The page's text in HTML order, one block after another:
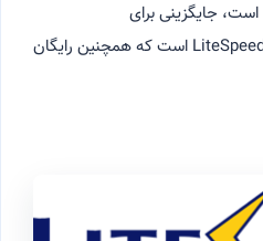
یک نسخه رایگان از LiteSpeed است، جایگزینی برای
OpenLiteSpeed (نسخه منبع LiteSpeed است که همچنین رایگان